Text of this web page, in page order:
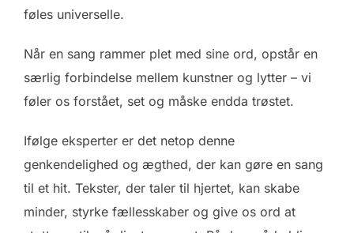
føles universelle.
Når en sang rammer plet med sine ord, opstår en
særlig forbindelse mellem kunstner og lytter – vi
føler os forstået, set og måske endda trøstet.
Ifølge eksperter er det netop denne
genkendelighed og ægthed, der kan gøre en sang
til et hit. Tekster, der taler til hjertet, kan skabe
minder, styrke fællesskaber og give os ord at